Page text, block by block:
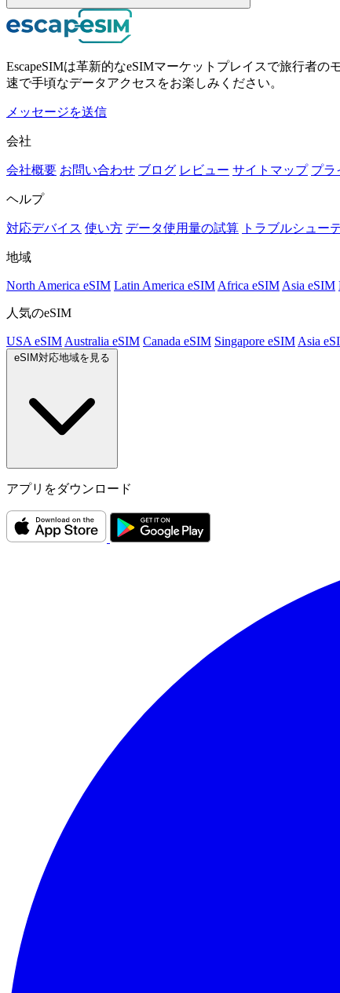
EscapeSIMは革新的なeSIMマーケットプレイスで旅行者
速で手頃なデータアクセスをお楽しみください。
メッセージを送信
会社
会社概要 お問い合わせ ブログ レビュー サイトマップ プラ
ヘルプ
対応デバイス 使い方 データ使用量の試算 トラブルシュー
地域
North America eSIM Latin America eSIM Africa eSIM Asia eSIM
人気のeSIM
USA eSIM Australia eSIM Canada eSIM Singapore eSIM Asia
eSIM対応地域を見る
アプリをダウンロード